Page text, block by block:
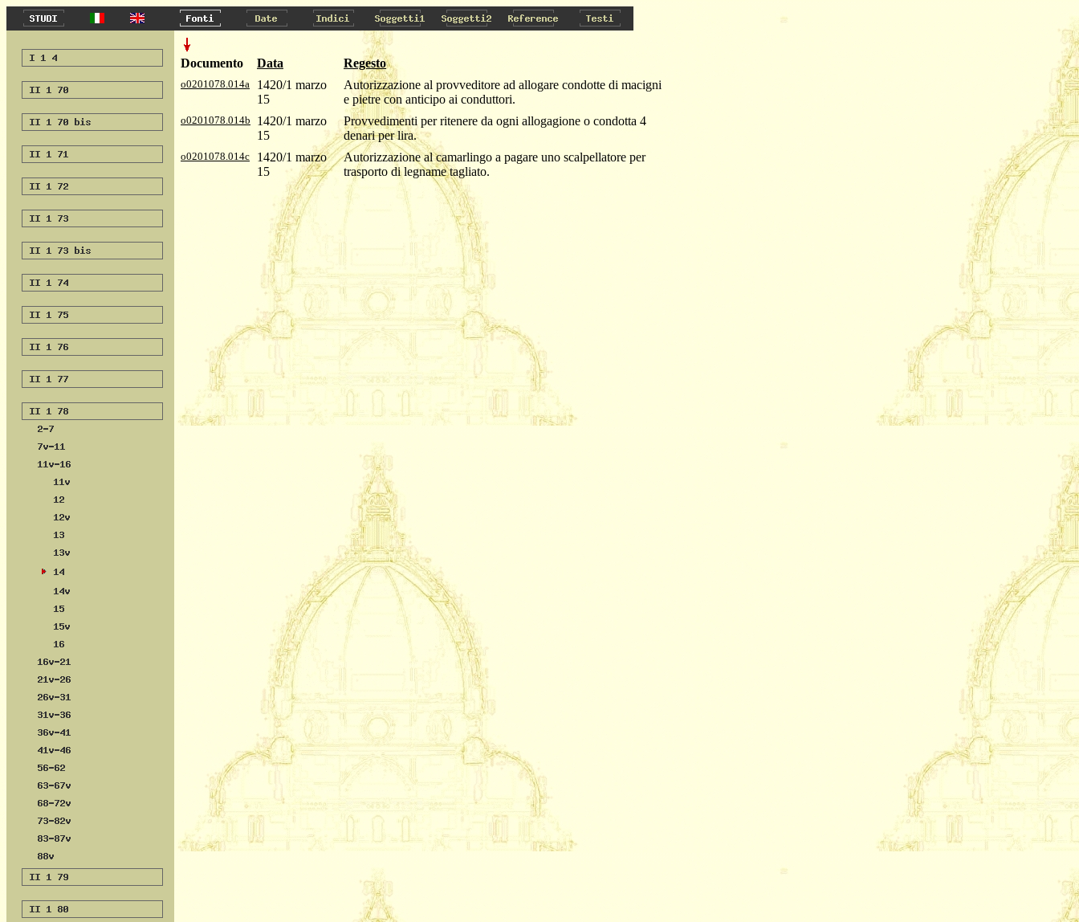
Documento Data Regesto
o0201078.014a
1420/1 marzo
15
Autorizzazione al provveditore ad allogare condotte di macigni
e pietre con anticipo ai conduttori.
o0201078.014b
1420/1 marzo
15
Provvedimenti per ritenere da ogni allogagione o condotta 4
denari per lira.
o0201078.014c
1420/1 marzo
15
Autorizzazione al camarlingo a pagare uno scalpellatore per
trasporto di legname tagliato.